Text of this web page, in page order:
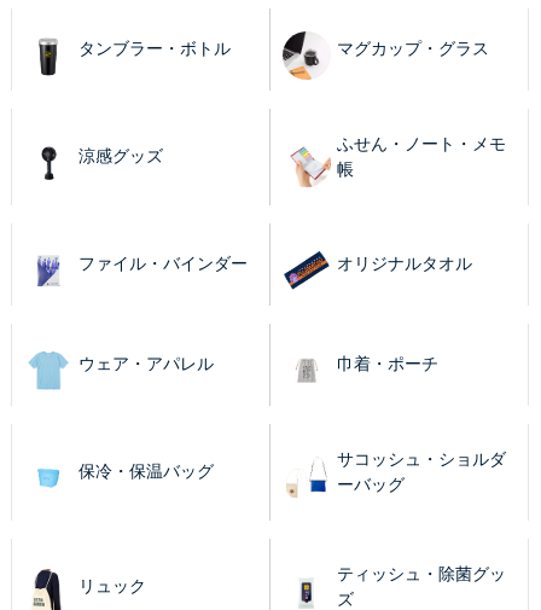
タンブラー・ボトル マグカップ・グラス
涼感グッズ
ふせん・ノート・メモ
帳
ファイル・バインダー オリジナルタオル
ウェア・アパレル 巾着・ポーチ
保冷・保温バッグ
サコッシュ・ショルダ
ーバッグ
リュック
ティッシュ・除菌グッ
ズ